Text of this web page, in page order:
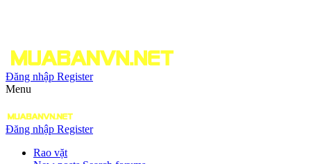
Đăng nhập Register
Menu
Đăng nhập Register
Rao vặt